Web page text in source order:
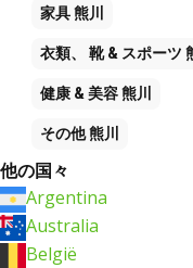
家具熊川
衣類、 靴 & スポーツ
健康 & 美容熊川
その他熊川
他の国々
Argentina
Australia
België